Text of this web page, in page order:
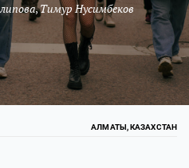
,Тимур Нусимбеков
АЛМАТЫ, КАЗАХСТАН